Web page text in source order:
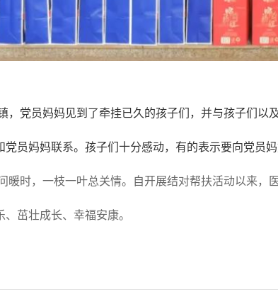
党员妈妈见到了牵挂已久的孩子们，并与孩子们以
党员妈妈联系。孩子们十分感动，有的表示要向党员
时，一枝一叶总关情。自开展结对帮扶活动以来，
、茁壮成长、幸福安康。